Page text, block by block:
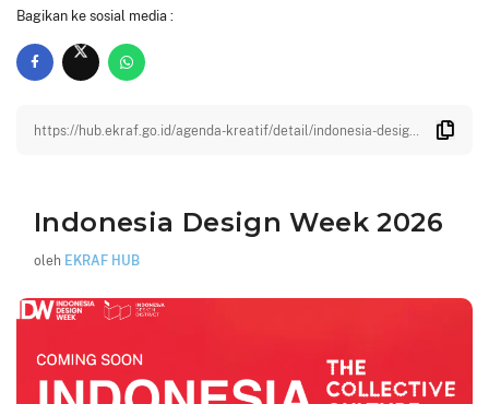
Bagikan ke sosial media :
https://hub.ekraf.go.id/agenda-kreatif/detail/indonesia-design-
Indonesia Design Week 2026
oleh EKRAF HUB